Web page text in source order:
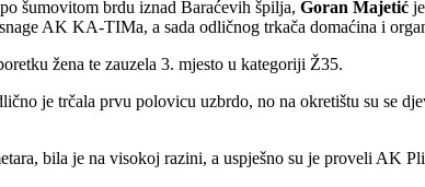
šumovitom brdu iznad Baraćevih špilja, Goran Majetić
AK KA-TIMa, a sada odličnog trkača domaćina i
žena te zauzela 3. mjesto u kategoriji Ž35.
je trčala prvu polovicu uzbrdo, no na okretištu su se
bila je na visokoj razini, a uspješno su je proveli AK